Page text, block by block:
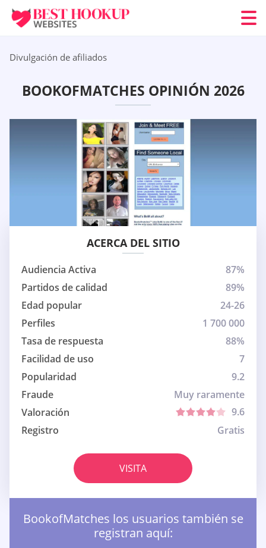
Divulgación de afiliados
BOOKOFMATCHES OPINIÓN 2026
ACERCA DEL SITIO
Audiencia Activa
87%
Partidos de calidad
89%
Edad popular
24-26
Perfiles
1 700 000
Tasa de respuesta
88%
Facilidad de uso
7
Popularidad
9.2
Fraude
Muy raramente
Valoración
9.6
Registro
Gratis
VISITA
BookofMatches los usuarios también se
registran aquí: